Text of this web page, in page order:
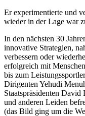
Er experimentierte und
wieder in der Lage war
In den nächsten 30
innovative Strategien,
verbessern oder
erfolgreich mit
bis zum
Dirigenten Yehudi
Staatspräsidenten
und anderen Leiden
(das Bild ging um die